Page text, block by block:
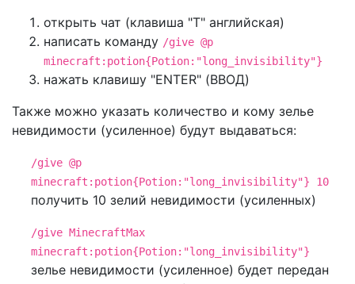
открыть чат (клавиша "T" английская)
написать команду /give @p
minecraft:potion{Potion:"long_invisibility"}
нажать клавишу "ENTER" (ВВОД)
Также можно указать количество и кому зелье
невидимости (усиленное) будут выдаваться:
/give @p
minecraft:potion{Potion:"long_invisibility"} 10
получить 10 зелий невидимости (усиленных)
/give MinecraftMax
minecraft:potion{Potion:"long_invisibility"}
зелье невидимости (усиленное) будет передан